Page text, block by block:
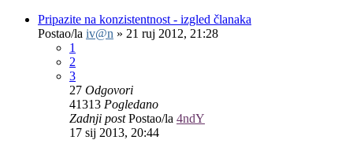
Pripazite na konzistentnost - izgled članaka
Postao/la iv@n » 21 ruj 2012, 21:28
1
2
3
27 Odgovori
41313 Pogledano
Zadnji postPostao/la 4ndY
17 sij 2013, 20:44